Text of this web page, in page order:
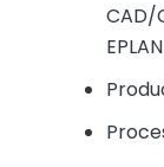
CAD/